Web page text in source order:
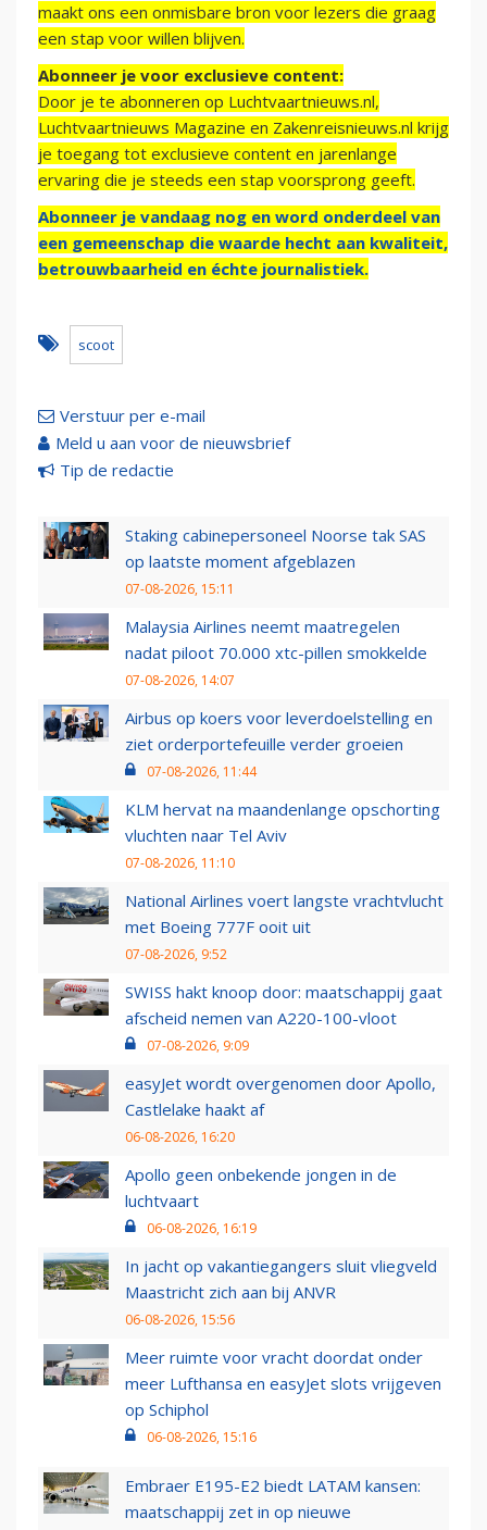
maakt ons een onmisbare bron voor lezers die graag
een stap voor willen blijven.
Abonneer je voor exclusieve content:
Door je te abonneren op Luchtvaartnieuws.nl,
Luchtvaartnieuws Magazine en Zakenreisnieuws.nl krijg
je toegang tot exclusieve content en jarenlange
ervaring die je steeds een stap voorsprong geeft.
Abonneer je vandaag nog en word onderdeel van
een gemeenschap die waarde hecht aan kwaliteit,
betrouwbaarheid en échte journalistiek.
scoot
Verstuur per e-mail
Meld u aan voor de nieuwsbrief
Tip de redactie
Staking cabinepersoneel Noorse tak SAS
op laatste moment afgeblazen
07-08-2026, 15:11
Malaysia Airlines neemt maatregelen
nadat piloot 70.000 xtc-pillen smokkelde
07-08-2026, 14:07
Airbus op koers voor leverdoelstelling en
ziet orderportefeuille verder groeien
07-08-2026, 11:44
KLM hervat na maandenlange opschorting
vluchten naar Tel Aviv
07-08-2026, 11:10
National Airlines voert langste vrachtvlucht
met Boeing 777F ooit uit
07-08-2026, 9:52
SWISS hakt knoop door: maatschappij gaat
afscheid nemen van A220-100-vloot
07-08-2026, 9:09
easyJet wordt overgenomen door Apollo,
Castlelake haakt af
06-08-2026, 16:20
Apollo geen onbekende jongen in de
luchtvaart
06-08-2026, 16:19
In jacht op vakantiegangers sluit vliegveld
Maastricht zich aan bij ANVR
06-08-2026, 15:56
Meer ruimte voor vracht doordat onder
meer Lufthansa en easyJet slots vrijgeven
op Schiphol
06-08-2026, 15:16
Embraer E195-E2 biedt LATAM kansen:
maatschappij zet in op nieuwe